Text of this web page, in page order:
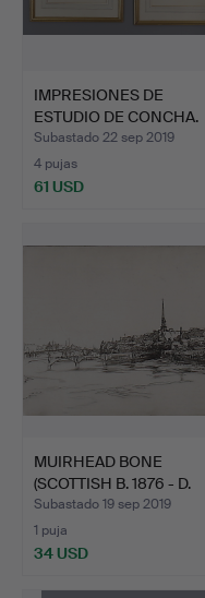
IMPRESIONES DE
ESTUDIO DE CONCHA.
Subastado 22 sep 2019
4 pujas
61 USD
MUIRHEAD BONE
(SCOTTISH B. 1876 - D.
1953)…
Subastado 19 sep 2019
1 puja
34 USD